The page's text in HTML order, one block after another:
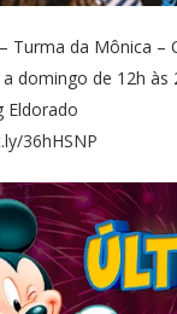
Turma da Mônica –
a domingo de 12h às
Eldorado
36hHSNP